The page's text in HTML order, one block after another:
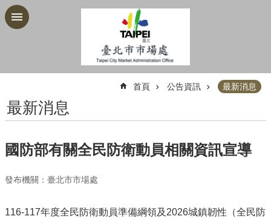
跳到主要內容區塊
首頁 公告資訊 最新消息
最新消息
國防部有關全民防衛動員相關資訊宣導
發布機關：臺北市市場處
116-117年度全民防衛動員準備綱領及2026城鎮韌性（全民防